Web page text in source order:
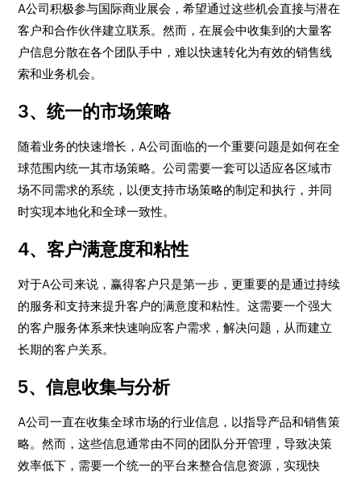
A公司积极参与国际商业展会，希望通过这些机会直接与潜在
客户和合作伙伴建立联系。然而，在展会中收集到的大量客
户信息分散在各个团队手中，难以快速转化为有效的销售线
索和业务机会。
3、统一的市场策略
随着业务的快速增长，A公司面临的一个重要问题是如何在全
球范围内统一其市场策略。公司需要一套可以适应各区域市
场不同需求的系统，以便支持市场策略的制定和执行，并同
时实现本地化和全球一致性。
4、客户满意度和粘性
对于A公司来说，赢得客户只是第一步，更重要的是通过持续
的服务和支持来提升客户的满意度和粘性。这需要一个强大
的客户服务体系来快速响应客户需求，解决问题，从而建立
长期的客户关系。
5、信息收集与分析
A公司一直在收集全球市场的行业信息，以指导产品和销售策
略。然而，这些信息通常由不同的团队分开管理，导致决策
效率低下，需要一个统一的平台来整合信息资源，实现快